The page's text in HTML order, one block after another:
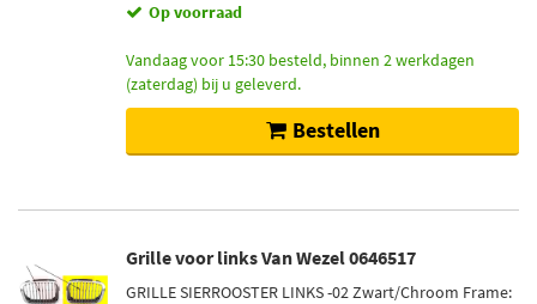
Op voorraad
Vandaag voor 15:30 besteld, binnen 2 werkdagen
(zaterdag) bij u geleverd.
Bestellen
Grille voor links Van Wezel 0646517
GRILLE SIERROOSTER LINKS -02 Zwart/Chroom Frame: